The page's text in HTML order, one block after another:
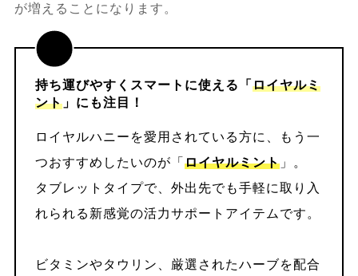
が増えることになります。
持ち運びやすくスマートに使える「 ロイヤルミ
ント」にも注目！
ロイヤルハニーを愛用されている方に、もう一
つおすすめしたいのが「 ロイヤルミント」。
タブレットタイプで、外出先でも手軽に取り入
れられる新感覚の活力サポートアイテムです。
ビタミンやタウリン、厳選されたハーブを配合